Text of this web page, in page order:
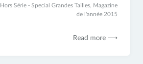
Hors Série - Special Grandes Tailles, Magazine
de l'année 2015
Read more ⟶